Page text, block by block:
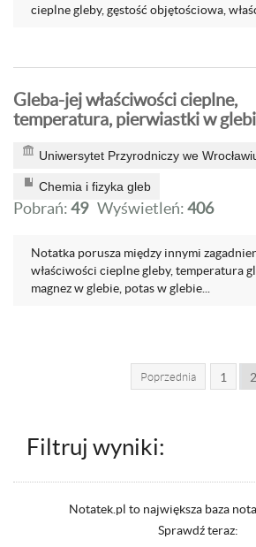
cieplne gleby, gęstość objętościowa,
Gleba-jej właściwości cieplne,
temperatura, pierwiastki w
Uniwersytet Przyrodniczy we
Chemia i fizyka gleb
Pobrań:49 Wyświetleń:406
Notatka porusza między innymi
właściwości cieplne gleby, temperatura
magnez w glebie, potas w glebie...
Poprzednia 1 2
Filtruj wyniki:
Notatek.pl to największa baza
Sprawdź teraz: